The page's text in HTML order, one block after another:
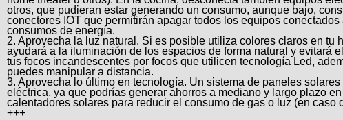
otros, que pudieran estar generando un consumo, aunque bajo,
conectores IOT que permitirán apagar todos los equipos
consumos de energía.
2. Aprovecha la luz natural. Si es posible utiliza colores claros en
ayudará a la iluminación de los espacios de forma natural y evitará
tus focos incandescentes por focos que utilicen tecnología Led,
puedes manipular a distancia.
3. Aprovecha lo último en tecnología. Un sistema de paneles
eléctrica, ya que podrías generar ahorros a mediano y largo plazo
calentadores solares para reducir el consumo de gas o luz (en caso
+++